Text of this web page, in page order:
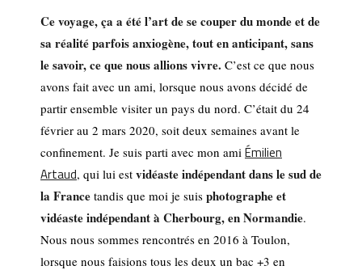
Ce voyage, ça a été l’art de se couper du monde et de
sa réalité parfois anxiogène, tout en anticipant, sans
le savoir, ce que nous allions vivre. C’est ce que nous
avons fait avec un ami, lorsque nous avons décidé de
partir ensemble visiter un pays du nord. C’était du 24
février au 2 mars 2020, soit deux semaines avant le
confinement. Je suis parti avec mon ami Émilien
Artaud, qui lui est vidéaste indépendant dans le sud de
la France tandis que moi je suis photographe et
vidéaste indépendant à Cherbourg, en Normandie.
Nous nous sommes rencontrés en 2016 à Toulon,
lorsque nous faisions tous les deux un bac +3 en